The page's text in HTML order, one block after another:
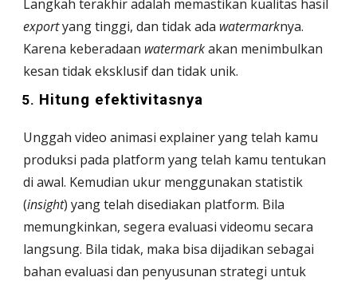
export yang tinggi, dan tidak ada watermarknya.
Karena keberadaan watermark akan menimbulkan
kesan tidak eksklusif dan tidak unik.
Hitung efektivitasnya
Unggah video animasi explainer yang telah kamu
produksi pada platform yang telah kamu tentukan
di awal. Kemudian ukur menggunakan statistik
(insight) yang telah disediakan platform. Bila
memungkinkan, segera evaluasi videomu secara
langsung. Bila tidak, maka bisa dijadikan sebagai
bahan evaluasi dan penyusunan strategi untuk